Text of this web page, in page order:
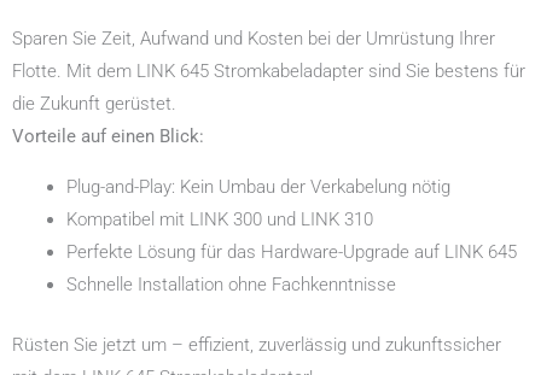
Sparen Sie Zeit, Aufwand und Kosten bei der Umrüstung Ihrer
Flotte. Mit dem LINK 645 Stromkabeladapter sind Sie bestens für
die Zukunft gerüstet.
Vorteile auf einen Blick:
Plug-and-Play: Kein Umbau der Verkabelung nötig
Kompatibel mit LINK 300 und LINK 310
Perfekte Lösung für das Hardware-Upgrade auf LINK 645
Schnelle Installation ohne Fachkenntnisse
Rüsten Sie jetzt um – effizient, zuverlässig und zukunftssicher